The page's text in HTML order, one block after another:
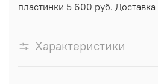
пластинки 5 600 руб.
Характеристики